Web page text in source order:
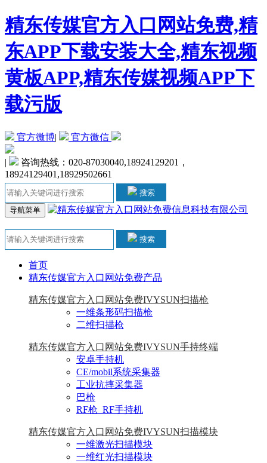
精东传媒官方入口网站免费,精
东APP下载安装大全,精东视频
黄板APP,精东传媒视频APP下
载污版
官方微博| 官方微信
|
咨询热线：020-87030040,18924129201，
18924129401,18929502661
搜索
导航菜单
搜索
首页
精东传媒官方入口网站免费产品
精东传媒官方入口网站免费IVYSUN扫描枪
一维条形码扫描枪
二维扫描枪
精东传媒官方入口网站免费IVYSUN手持终端
安卓手持机
CE/mobil系统采集器
工业抗摔采集器
巴枪
RF枪_RF手持机
精东传媒官方入口网站免费IVYSUN扫描模块
一维激光扫描模块
一维红光扫描模块